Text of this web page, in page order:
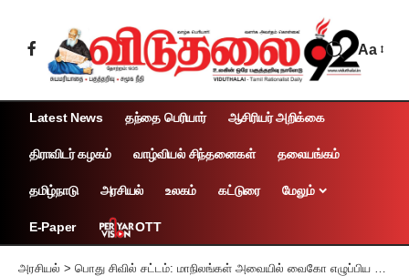
Aa
Latest News தந்தை பெரியார் ஆசிரியர் அறிக்கை
திராவிடர் கழகம் வாழ்வியல் சிந்தனைகள் தலையங்கம்
தமிழ்நாடு அரசியல் உலகம் கட்டுரை மேலும்
E-Paper OTT
அரசியல் > பொது சிவில் சட்டம்: மாநிலங்கள் அவையில் வைகோ எழுப்பிய கேள்வி